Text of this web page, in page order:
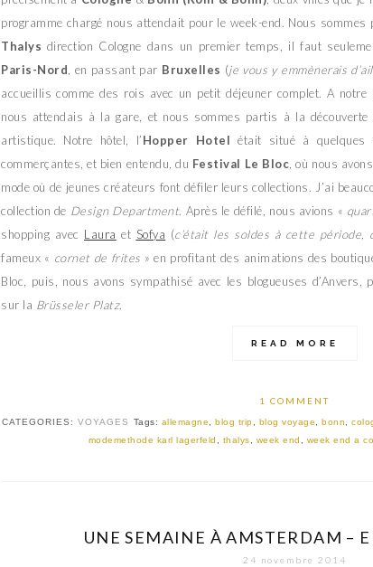
programme chargé nous attendait pour le week-end. Nous
Thalys direction Cologne dans un premier temps, il faut
Paris-Nord , en passant par Bruxelles (je vous y emmènerais
accueillis comme des rois avec un petit déjeuner complet. A notre
nous attendais à la gare, et nous sommes partis à la découverte
artistique. Notre hôtel, l’Hopper Hotel était situé à quelques
commerçantes, et bien entendu, du Festival Le Bloc , où nous
mode où de jeunes créateurs font défiler leurs collections. J’ai
collection de Design Department. Après le défilé, nous avions «
shopping avec Laura et Sofya (c’était les soldes à cette période,
fameux « cornet de frites » en profitant des animations des
Bloc, puis, nous avons sympathisé avec les blogueuses
sur la Brüsseler Platz.
READ MORE
1 COMMENT
CATEGORIES: VOYAGES Tags: allemagne ,blog trip blog voyage ,bonn ,
modemethode karl lagerfeld
thalys week end week end a
UNE SEMAINE À AMSTERDAM –
24 novembre 2014